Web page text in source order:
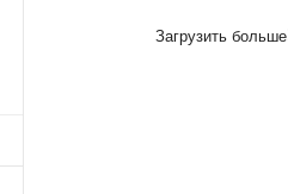
Загрузить больше